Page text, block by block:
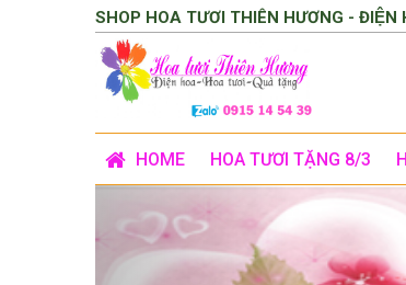
SHOP HOA TƯƠI THIÊN HƯƠNG - ĐIỆN
HOME HOA TƯƠI TẶNG 8/3
Previous